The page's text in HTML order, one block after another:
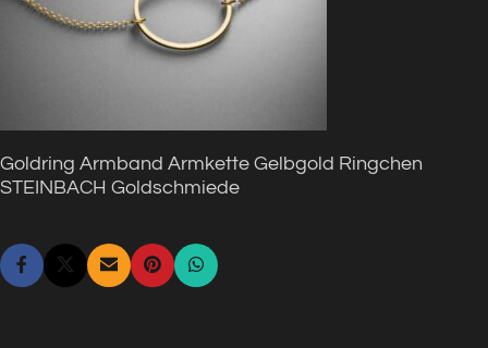
Goldring Armband Armkette Gelbgold Ringchen
STEINBACH Goldschmiede